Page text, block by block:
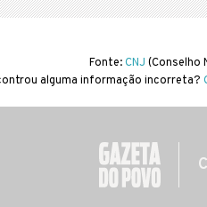
Fonte:CNJ (Conselho
alguma informação incorreta?